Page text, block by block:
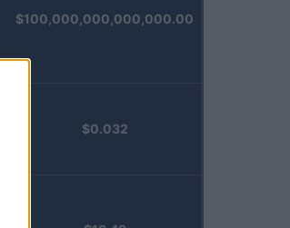
$100,000,000,000,000.00
$0.032